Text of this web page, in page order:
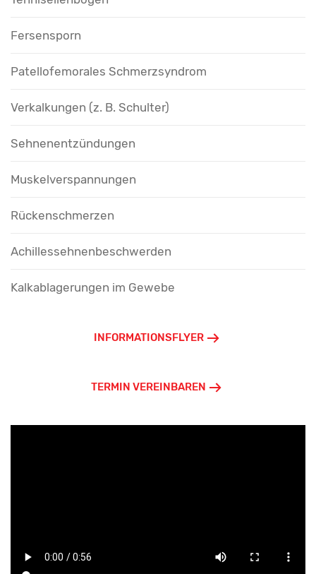
Fersensporn
Patellofemorales Schmerzsyndrom
Verkalkungen (z. B. Schulter)
Sehnenentzündungen
Muskelverspannungen
Rückenschmerzen
Achillessehnenbeschwerden
Kalkablagerungen im Gewebe
INFORMATIONSFLYER
TERMIN VEREINBAREN